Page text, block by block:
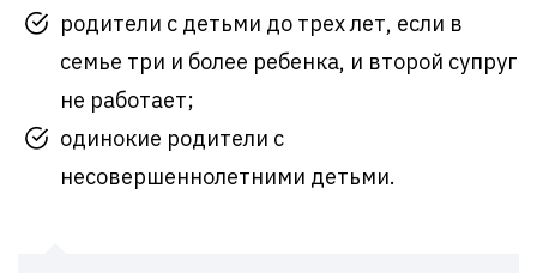
родители с детьми до трех лет, если в
семье три и более ребенка, и второй супруг
не работает;
одинокие родители с
несовершеннолетними детьми.